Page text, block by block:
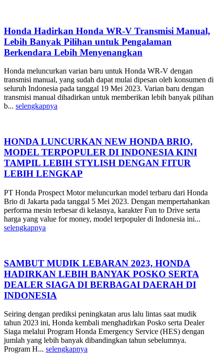
Honda Hadirkan Honda WR-V Transmisi Manual,
Lebih Banyak Pilihan untuk Pengalaman
Berkendara Lebih Menyenangkan
Honda meluncurkan varian baru untuk Honda WR-V dengan
transmisi manual, yang sudah dapat mulai dipesan oleh konsumen di
seluruh Indonesia pada tanggal 19 Mei 2023. Varian baru dengan
transmisi manual dihadirkan untuk memberikan lebih banyak pilihan
b... selengkapnya
HONDA LUNCURKAN NEW HONDA BRIO,
MODEL TERPOPULER DI INDONESIA KINI
TAMPIL LEBIH STYLISH DENGAN FITUR
LEBIH LENGKAP
PT Honda Prospect Motor meluncurkan model terbaru dari Honda
Brio di Jakarta pada tanggal 5 Mei 2023. Dengan mempertahankan
performa mesin terbesar di kelasnya, karakter Fun to Drive serta
harga yang value for money, model terpopuler di Indonesia ini...
selengkapnya
SAMBUT MUDIK LEBARAN 2023, HONDA
HADIRKAN LEBIH BANYAK POSKO SERTA
DEALER SIAGA DI BERBAGAI DAERAH DI
INDONESIA
Seiring dengan prediksi peningkatan arus lalu lintas saat mudik
tahun 2023 ini, Honda kembali menghadirkan Posko serta Dealer
Siaga melalui Program Honda Emergency Service (HES) dengan
jumlah yang lebih banyak dibandingkan tahun sebelumnya.
Program H... selengkapnya